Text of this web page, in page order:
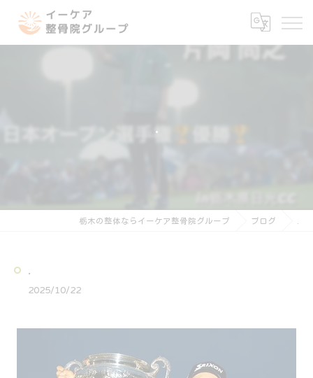
.
栃木の整体ならイーケア整骨院グループ ブログ
.
2025/10/22